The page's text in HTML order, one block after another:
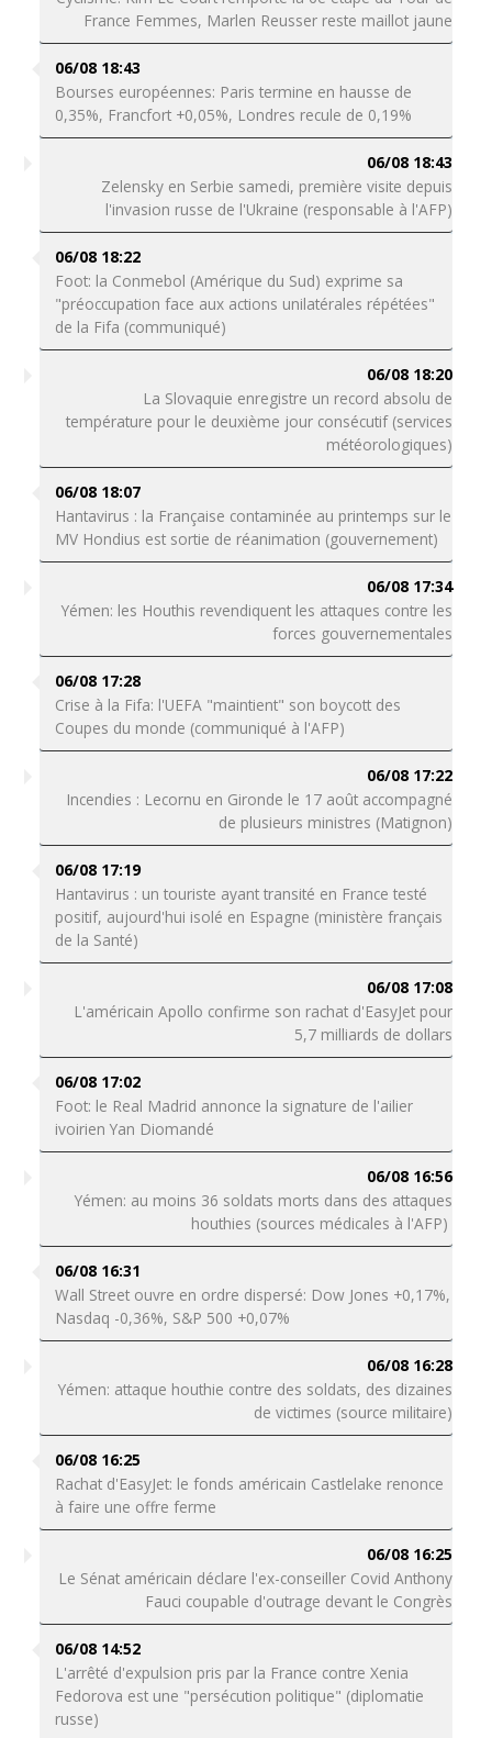
France Femmes, Marlen Reusser reste maillot jaune
06/08 18:43
Bourses européennes: Paris termine en hausse de
0,35%, Francfort +0,05%, Londres recule de 0,19%
06/08 18:43
Zelensky en Serbie samedi, première visite depuis
l'invasion russe de l'Ukraine (responsable à l'AFP)
06/08 18:22
Foot: la Conmebol (Amérique du Sud) exprime sa
"préoccupation face aux actions unilatérales répétées"
de la Fifa (communiqué)
06/08 18:20
La Slovaquie enregistre un record absolu de
température pour le deuxième jour consécutif (services
météorologiques)
06/08 18:07
Hantavirus : la Française contaminée au printemps sur le
MV Hondius est sortie de réanimation (gouvernement)
06/08 17:34
Yémen: les Houthis revendiquent les attaques contre les
forces gouvernementales
06/08 17:28
Crise à la Fifa: l'UEFA "maintient" son boycott des
Coupes du monde (communiqué à l'AFP)
06/08 17:22
Incendies : Lecornu en Gironde le 17 août accompagné
de plusieurs ministres (Matignon)
06/08 17:19
Hantavirus : un touriste ayant transité en France testé
positif, aujourd'hui isolé en Espagne (ministère français
de la Santé)
06/08 17:08
L'américain Apollo confirme son rachat d'EasyJet pour
5,7 milliards de dollars
06/08 17:02
Foot: le Real Madrid annonce la signature de l'ailier
ivoirien Yan Diomandé
06/08 16:56
Yémen: au moins 36 soldats morts dans des attaques
houthies (sources médicales à l'AFP)
06/08 16:31
Wall Street ouvre en ordre dispersé: Dow Jones +0,17%,
Nasdaq -0,36%, S&P 500 +0,07%
06/08 16:28
Yémen: attaque houthie contre des soldats, des dizaines
de victimes (source militaire)
06/08 16:25
Rachat d'EasyJet: le fonds américain Castlelake renonce
à faire une offre ferme
06/08 16:25
Le Sénat américain déclare l'ex-conseiller Covid Anthony
Fauci coupable d'outrage devant le Congrès
06/08 14:52
L'arrêté d'expulsion pris par la France contre Xenia
Fedorova est une "persécution politique" (diplomatie
russe)